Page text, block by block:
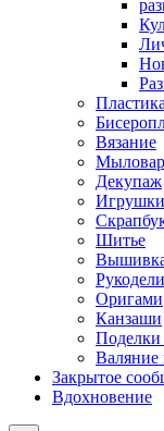
Пластика
Вязание
Декупаж
Игрушки
Шитье
Оригами
Канзаши
Поделки
Валяние
Закрытое
Вдохновение